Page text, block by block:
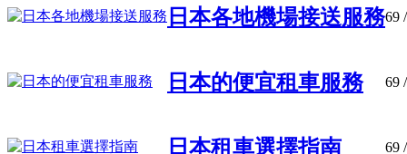
日本各地機場接送服務69
日本的便宜租車服務 69
日本租車選擇指南 69